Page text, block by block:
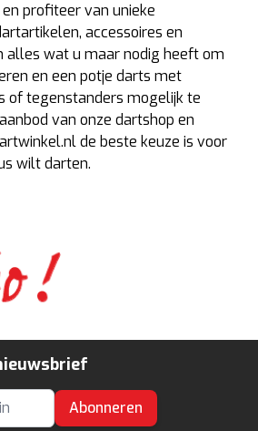
profiteer van unieke
accessoires en
alles wat u maar nodig heeft om
en een potje darts met
of tegenstanders mogelijk te
van onze dartshop en
de beste keuze is voor
wilt darten.
Abonneren